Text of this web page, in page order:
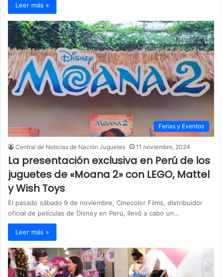
Leer más »
Ferias y Eventos
Central de Noticias de Nación Juguetes 11 noviembre, 2024
La presentación exclusiva en Perú de los
juguetes de «Moana 2» con LEGO, Mattel
y Wish Toys
El pasado sábado 9 de noviembre, Cinecolor Films, distribuidor
oficial de películas de Disney en Perú, llevó a cabo un…
Leer más »